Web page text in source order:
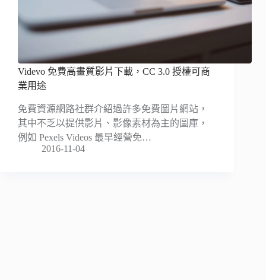
Videvo 免費高畫質影片下載，CC 3.0 授權可商
業用途
免費資源網路社群介紹過許多免費圖片網站，
其中不乏以提供影片、影像素材為主的圖庫，
例如 Pexels Videos 最早經營免…
2016-11-04